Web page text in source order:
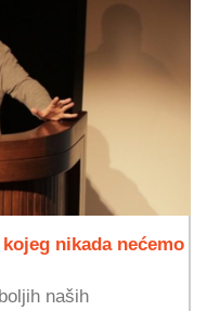
nikada nećemo
naših